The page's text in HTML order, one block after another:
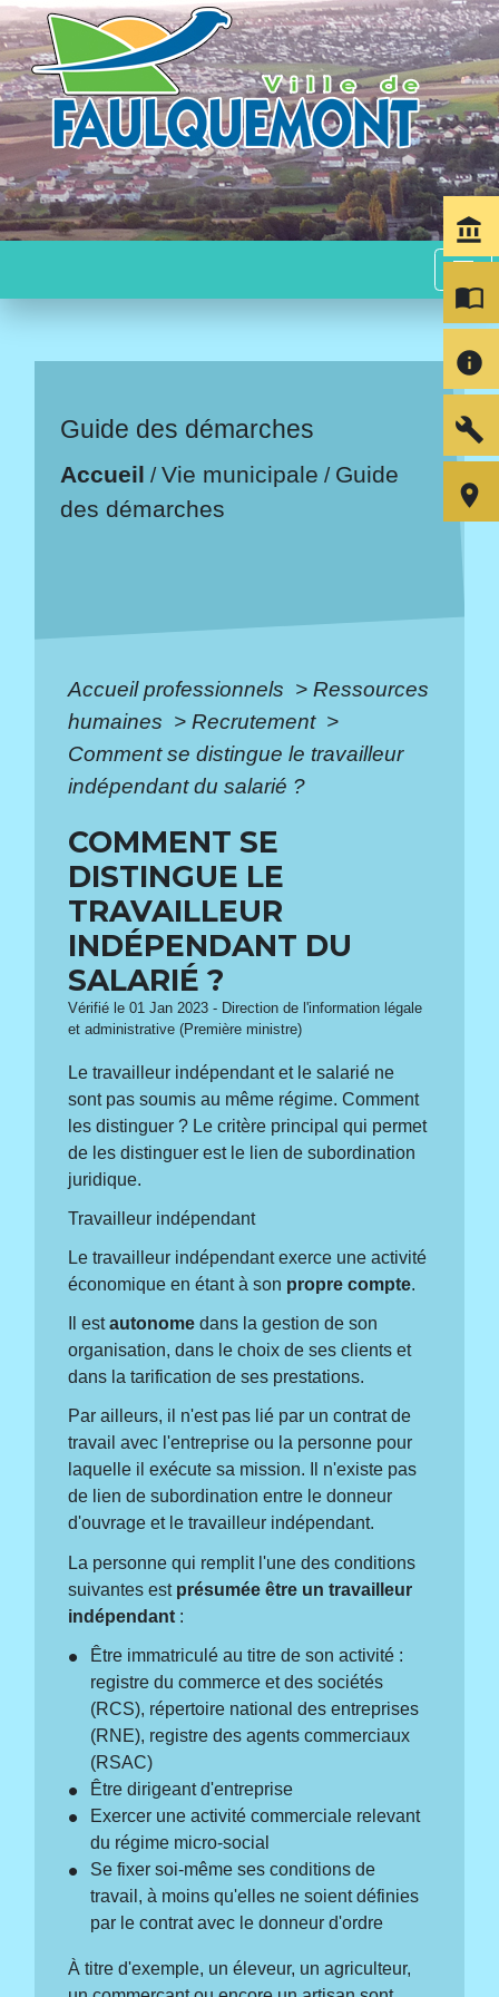
menu
Guide des démarches
Accueil /Vie municipale / Guide
des démarches
Accueil professionnels > Ressources
humaines > Recrutement >
Comment se distingue le travailleur
indépendant du salarié ?
COMMENT SE
DISTINGUE LE
TRAVAILLEUR
INDÉPENDANT DU
SALARIÉ ?
Vérifié le 01 Jan 2023 - Direction de l'information légale
et administrative (Première ministre)
Le travailleur indépendant et le salarié ne
sont pas soumis au même régime. Comment
les distinguer ? Le critère principal qui permet
de les distinguer est le lien de subordination
juridique.
Travailleur indépendant
Le travailleur indépendant exerce une activité
économique en étant à son propre compte.
Il estautonome dans la gestion de son
organisation, dans le choix de ses clients et
dans la tarification de ses prestations.
Par ailleurs, il n'est pas lié par un contrat de
travail avec l'entreprise ou la personne pour
laquelle il exécute sa mission. Il n'existe pas
de lien de subordination entre le donneur
d'ouvrage et le travailleur indépendant.
La personne qui remplit l'une des conditions
suivantes estprésumée être un travailleur
indépendant :
Être immatriculé au titre de son activité :
registre du commerce et des sociétés
(RCS), répertoire national des entreprises
(RNE), registre des agents commerciaux
(RSAC)
Être dirigeant d'entreprise
Exercer une activité commerciale relevant
du régime micro-social
Se fixer soi-même ses conditions de
travail, à moins qu'elles ne soient définies
par le contrat avec le donneur d'ordre
À titre d'exemple, un éleveur, un agriculteur,
account_balance
import_contacts
info
build
room